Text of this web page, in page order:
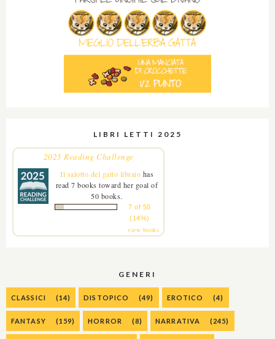
LIBRI LETTI 2025
2025 Reading Challenge
Il salotto del gatto libraio has
read 7 books toward her goal of
50 books.
7 of 50
(14%)
view books
GENERI
CLASSICI (14) DISTOPICO (49) EROTICO (4)
FANTASY (159) HORROR (8) NARRATIVA (245)